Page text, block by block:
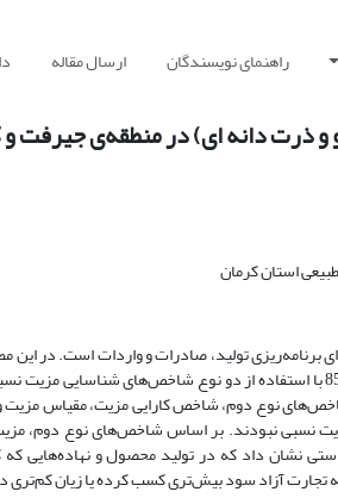
راهنمای نویسندگان ارسال مقاله
ذرت دانه ای) در منطقه‌ی جیرفت
استان کرمان
برنامه‌ریزی تولید، صادرات و واردات است. در
منطقه‌ی جیرفت و کهنوج در سال زراعی 86-85 با استفاده از دو
نوع دوم، شاخص کارایی مزیت، مقیاس
نسبی نبودند. بر اساس شاخص‌های نوع دوم،
نشان داد که در تولید محصول و نهاده‌هایی
تجارت آزاد سود بیش‌تری کسب کرده یا زیان